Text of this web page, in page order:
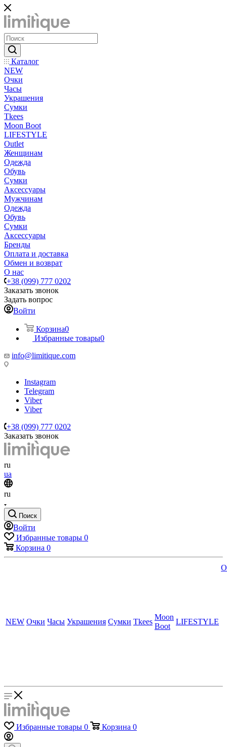
Каталог
NEW
Очки
Часы
Украшения
Сумки
Tkees
Moon Boot
LIFESTYLE
Outlet
Женщинам
Одежда
Обувь
Сумки
Аксессуары
Мужчинам
Одежда
Обувь
Сумки
Аксессуары
Бренды
Оплата и доставка
Обмен и возврат
О нас
+38 (099) 777 0202
Заказать звонок
Задать вопрос
Войти
Корзина0
Избранные товары0
info@limitique.com
Instagram
Telegram
Viber
Viber
+38 (099) 777 0202
Заказать звонок
ru
ua
ru
Поиск
Войти
Избранные товары 0
Корзина 0
NEW Очки Часы Украшения Сумки Tkees
Moon
Boot
LIFESTYLE
Избранные товары 0 Корзина 0